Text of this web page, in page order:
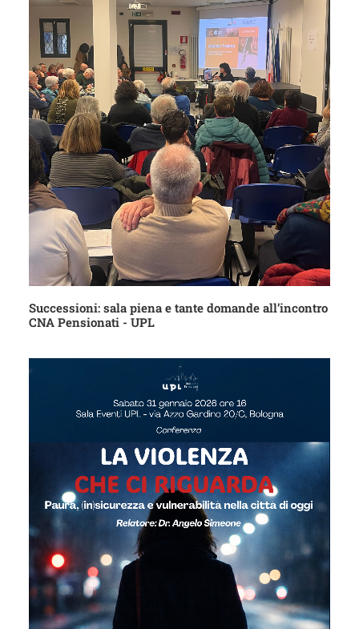
Successioni: sala piena e tante domande all’incontro
CNA Pensionati - UPL